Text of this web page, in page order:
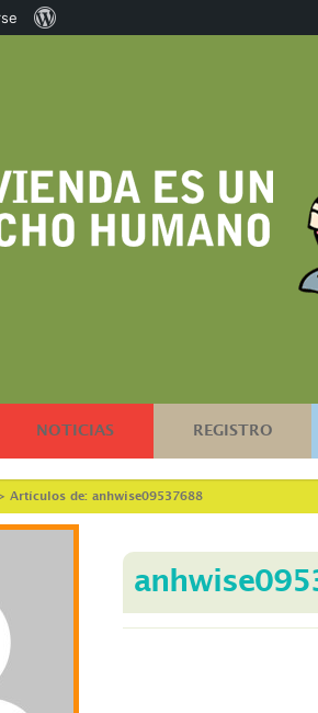
NOTICIAS REGISTRO
Artículos de: anhwise09537688